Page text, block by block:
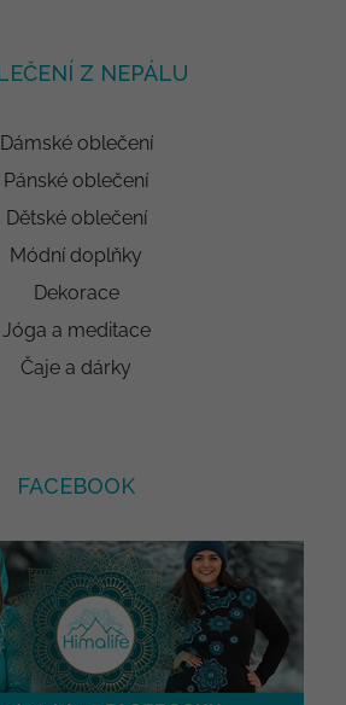
Z NEPÁLU
Dámské oblečení
Pánské oblečení
Dětské oblečení
Módní doplňky
Dekorace
Jóga a meditace
Čaje a dárky
FACEBOOK